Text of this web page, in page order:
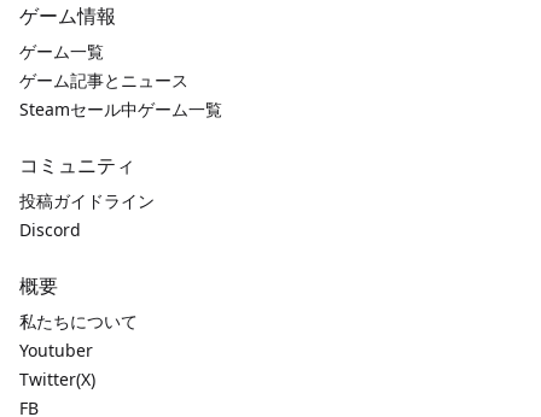
ゲーム情報
ゲーム一覧
ゲーム記事とニュース
Steamセール中ゲーム一覧
コミュニティ
投稿ガイドライン
Discord
概要
私たちについて
Youtuber
Twitter(X)
FB